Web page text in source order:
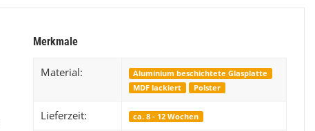
Merkmale
Material:
Aluminium beschichtete Glasplatte
MDF lackiert
Polster
Lieferzeit: ca. 8 - 12 Wochen